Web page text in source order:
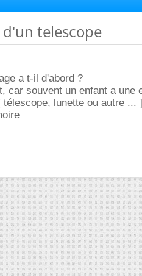
d'un telescope
a t-il d'abord ?
car souvent un enfant a une
lunette ou autre ...